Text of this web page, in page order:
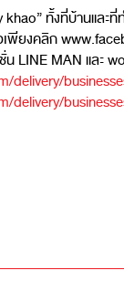
ทั้งที่บ้านและที่
พียงคลิก
LINE MAN และ
delivery/
delivery/